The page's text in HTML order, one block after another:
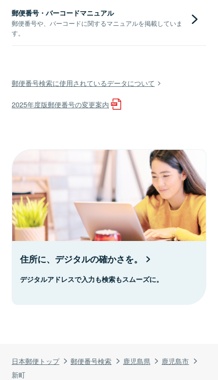
日本郵便トップ 郵便番号検索 鹿児島県
鹿児島市
新町
郵便番号・バーコードマニュアル
郵便番号や、バーコードに関するマニュアルを掲載していま
す。
郵便番号検索に使用されているデータについて
2025年度版郵便番号の変更案内
住所に、デジタルの確かさを。
デジタルアドレスで入力も検索もスムーズに。